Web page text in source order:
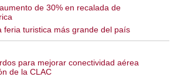
de 30% en recalada de
feria turistica más grande del país
para mejorar conectividad aérea
de la CLAC